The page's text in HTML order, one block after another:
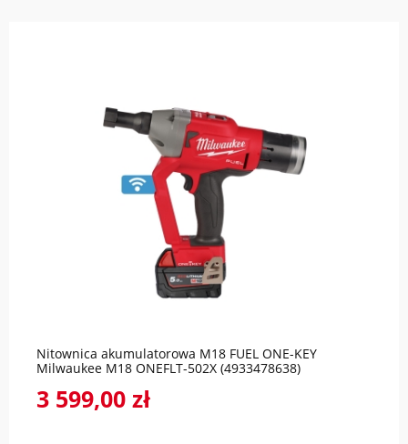
Nitownica akumulatorowa M18 FUEL ONE-KEY
Milwaukee M18 ONEFLT-502X (4933478638)
3 599,00 zł
do koszyka